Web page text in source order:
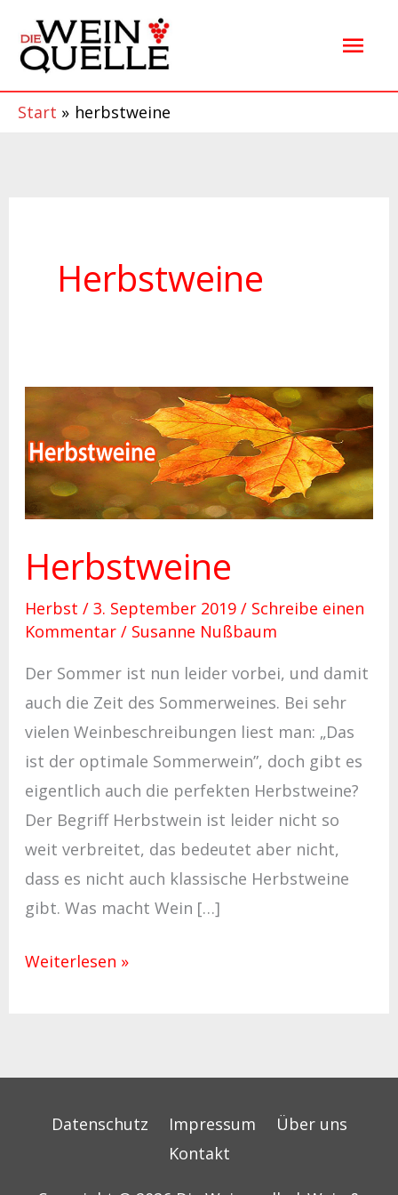
Inhalt
springen
Start herbstweine
Herbstweine
Herbstweine
Herbst / 3. September 2019 / Schreibe einen
Kommentar / Susanne Nußbaum
Der Sommer ist nun leider vorbei, und damit
auch die Zeit des Sommerweines. Bei sehr
vielen Weinbeschreibungen liest man: „Das
ist der optimale Sommerwein”, doch gibt es
eigentlich auch die perfekten Herbstweine?
Der Begriff Herbstwein ist leider nicht so
weit verbreitet, das bedeutet aber nicht,
dass es nicht auch klassische Herbstweine
gibt. Was macht Wein […]
Herbstweine
Weiterlesen »
Datenschutz Impressum
Über uns
Kontakt